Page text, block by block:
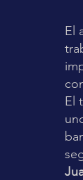
El
El